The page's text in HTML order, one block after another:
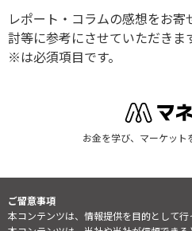
レポート・コラムの感想をお
討等に参考にさせていただきま
※は必須項目です。
お金を学び、マーケット
ご留意事項
本コンテンツは、情報提供を目的として行